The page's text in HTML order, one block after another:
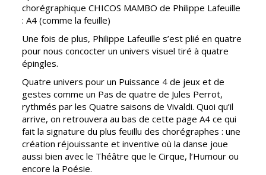
Publication des
actes
administratifs
Journal
municipal
Actualités
Agenda
Fil de l'info
scolaires 2026-
2027
jeunesse
Centres de
loisirs
Espace jeunes
Point
information
chorégraphique CHICOS MAMBO de Philippe Lafeuille
: A4 (comme la feuille)
Une fois de plus, Philippe Lafeuille s’est plié en quatre
pour nous concocter un univers visuel tiré à quatre
épingles.
Quatre univers pour un Puissance 4 de jeux et de
gestes commeun Pas de quatre de Jules Perrot,
rythmés par les Quatre saisons de Vivaldi. Quoi qu’il
arrive, on retrouvera au bas de cette page A4 ce qui
fait la signature du plus feuillu des chorégraphes :une
création réjouissante et inventive où la danse joue
aussi bien avec le Théâtre que le Cirque, l’Humour ou
encore la Poésie.